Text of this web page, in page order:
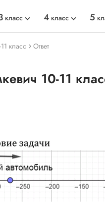
класс 4 класс 5
класс Ответ
10-11